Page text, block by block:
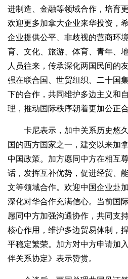
进制造、金融等领域合作，培育
欢迎更多加拿大企业来华投资，
企业提供公平、非歧视的营商环
育、文化、旅游、体育、青年、
人员往来，传承深化两国民间的
强在联合国、世贸组织、二十国
下的合作，共同维护多边主义和
理，推动国际秩序朝着更加公正
卡尼表示，加中关系历史悠久
国的西方国家之一，建交以来加
中国政策。加方愿同中方在相互
话，发挥互补优势，促进经贸、
文等领域合作。欢迎中国企业赴
深化对华合作充满信心。当前国
愿同中方加强沟通协作，共同支
核心作用，维护多边贸易体制，
平稳定繁荣。加方对中方申请加
伴关系协定》表示赞赏。